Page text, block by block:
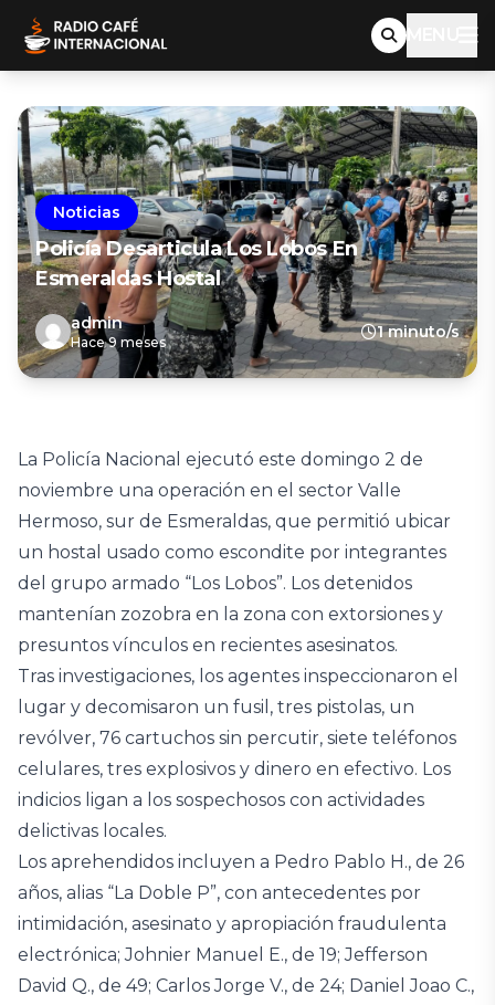
MENU
Noticias
Policía Desarticula Los Lobos En
Esmeraldas Hostal
admin
Hace 9 meses
1 minuto/s
La Policía Nacional ejecutó este domingo 2 de
noviembre una operación en el sector Valle
Hermoso, sur de Esmeraldas, que permitió ubicar
un hostal usado como escondite por integrantes
del grupo armado “Los Lobos”. Los detenidos
mantenían zozobra en la zona con extorsiones y
presuntos vínculos en recientes asesinatos.
Tras investigaciones, los agentes inspeccionaron el
lugar y decomisaron un fusil, tres pistolas, un
revólver, 76 cartuchos sin percutir, siete teléfonos
celulares, tres explosivos y dinero en efectivo. Los
indicios ligan a los sospechosos con actividades
delictivas locales.
Los aprehendidos incluyen a Pedro Pablo H., de 26
años, alias “La Doble P”, con antecedentes por
intimidación, asesinato y apropiación fraudulenta
electrónica; Johnier Manuel E., de 19; Jefferson
David Q., de 49; Carlos Jorge V., de 24; Daniel Joao C.,